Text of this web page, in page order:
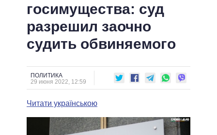
СОБЫТИЯ
СТАТЬИ
МНЕНИЯ
ОБЗОРЫ
ДАЙДЖЕСТЫ
ЭКОНОМИКА
ОБЩЕСТВО
ПОЛИТИКИ
ВСЕ ПОЛИТИКИ
ПРЕЗИДЕНТ И ОФИС
ВЕРХОВНАЯ РАДА
КАБИНЕТ МИНИСТРОВ
МЭРЫ
ВСЕ ПЕРСОНЫ
ИНФОГРАФИКА
ПОДДЕРЖАТЬ
СРАВНЕНИЕ ПОЛИТИКОВ
госимущества: суд
разрешил заочно
судить обвиняемого
ПОЛИТИКА
29 июня 2022, 12:59
Читати українською